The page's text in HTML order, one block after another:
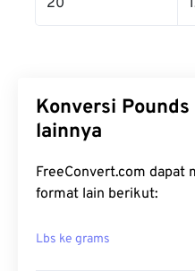
20
Konversi
lainnya
FreeConvert.com dapat
format lain berikut:
Lbs ke grams